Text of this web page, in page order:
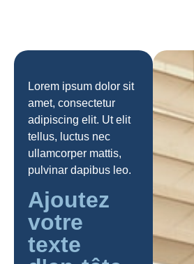
Lorem ipsum dolor sit
amet, consectetur
adipiscing elit. Ut elit
tellus, luctus nec
ullamcorper mattis,
pulvinar dapibus leo.
Ajoutez
votre
texte